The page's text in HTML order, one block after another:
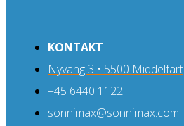
KONTAKT
Nyvang 3 • 5500 Middelfart
+45 6440 1122
sonnimax@sonnimax.com